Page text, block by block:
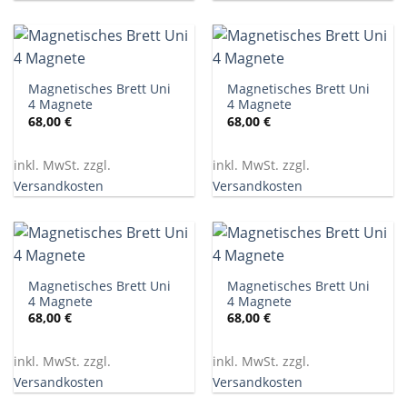
Magnetisches Brett Uni
4 Magnete
68,00€
inkl. MwSt. zzgl.
Versandkosten
Magnetisches Brett Uni
4 Magnete
68,00€
inkl. MwSt. zzgl.
Versandkosten
Magnetisches Brett Uni
4 Magnete
68,00€
inkl. MwSt. zzgl.
Versandkosten
Magnetisches Brett Uni
4 Magnete
68,00€
inkl. MwSt. zzgl.
Versandkosten